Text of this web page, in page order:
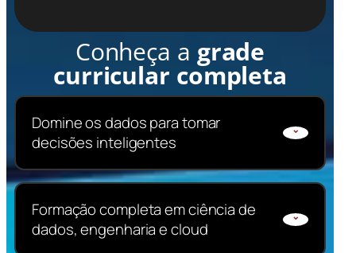
Conheça a grade
curricular completa
Domine os dados para tomar
decisões inteligentes
interpretar grandes volumes de dados
para gerar insights estratégicos.
Formação completa em ciência de
dados, engenharia e cloud